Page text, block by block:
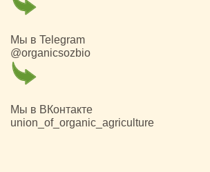
Мы в Telegram
@organicsozbio
Мы в ВКонтакте
union_of_organic_agriculture